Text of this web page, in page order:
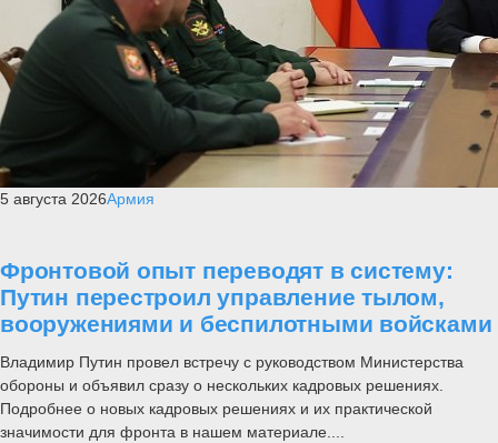
5 августа 2026Армия
Фронтовой опыт переводят в систему:
Путин перестроил управление тылом,
вооружениями и беспилотными войсками
Владимир Путин провел встречу с руководством Министерства
обороны и объявил сразу о нескольких кадровых решениях.
Подробнее о новых кадровых решениях и их практической
значимости для фронта в нашем материале....